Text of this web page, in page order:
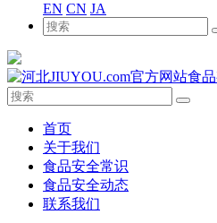
EN CN JA
首页
关于我们
食品安全常识
食品安全动态
联系我们